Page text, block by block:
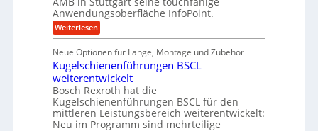
r
r
a
e
U
m
g
e
b
n
g
a
n
g
e
r
a
l
s
M
a
s
c
h
i
n
e
e
f
ü
r
r
ä
z
i
s
e
u
i
o
n
f
r
A
u
t
o
m
o
t
Anwendungsoberfläche InfoPoint.
Weiterlesen:
D
g
i
t
a
l
e
r
W
Neue Optionen für Länge, Montage und Zubehör
Kugelschienenführungen BSCL
weiterentwickelt
Bosch Rexroth hat die
Kugelschienenführungen BSCL für den
mittleren Leistungsbereich weiterentwickelt:
Neu im Programm sind mehrteilige